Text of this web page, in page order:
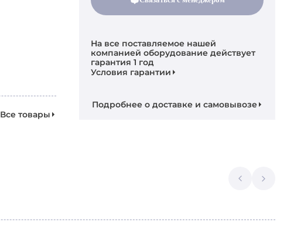
Все товары
На все поставляемое нашей
компанией оборудование действует
гарантия 1 год
Условия гарантии
Подробнее о доставке и самовывозе